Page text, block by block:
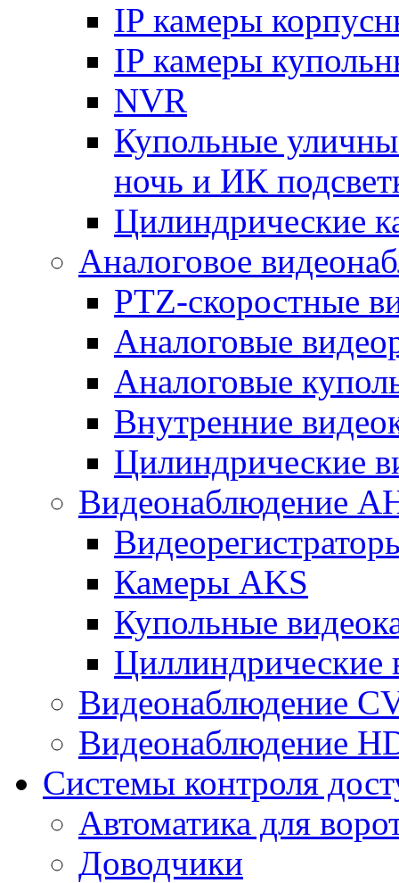
IP камеры
IP камеры
NVR
Купольные
ночь и ИК
Цилиндрические
Аналоговое
PTZ-скоростные
Аналоговые
Аналоговые
Внутренние
Цилиндрические
Видеонаблюдение
Камеры AKS
Купольные
Циллиндрические
Видеонаблюдение
Видеонаблюдение
Системы контроля
Автоматика для
Доводчики